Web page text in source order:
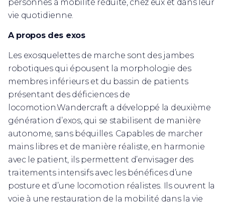
personnes à mobilité réduite, chez eux et dans leur
vie quotidienne.
A propos des exos
Les exosquelettes de marche sont des jambes
robotiques qui épousent la morphologie des
membres inférieurs et du bassin de patients
présentant des déficiences de
locomotion.Wandercraft a développé la deuxième
génération d’exos, qui se stabilisent de manière
autonome, sans béquilles. Capables de marcher
mains libres et de manière réaliste, en harmonie
avec le patient, ils permettent d’envisager des
traitements intensifs avec les bénéfices d’une
posture et d’une locomotion réalistes. Ils ouvrent la
voie à une restauration de la mobilité dans la vie